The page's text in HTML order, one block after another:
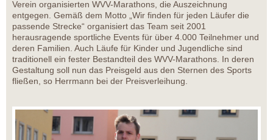
Verein organisierten WVV-Marathons, die Auszeichnung
entgegen. Gemäß dem Motto „Wir finden für jeden Läufer die
passende Strecke“ organisiert das Team seit 2001
herausragende sportliche Events für über 4.000 Teilnehmer und
deren Familien. Auch Läufe für Kinder und Jugendliche sind
traditionell ein fester Bestandteil des WVV-Marathons. In deren
Gestaltung soll nun das Preisgeld aus den Sternen des Sports
fließen, so Herrmann bei der Preisverleihung.